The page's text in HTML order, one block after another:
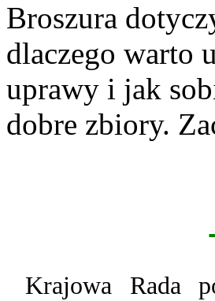
Broszura
dlaczego warto
uprawy i jak
dobre zbiory.
Krajowa Rada